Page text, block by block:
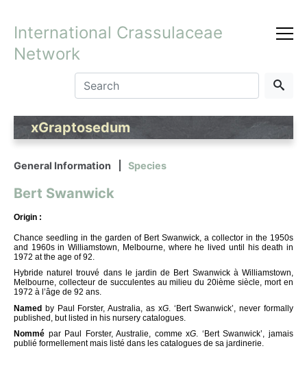
International Crassulaceae
Network
xGraptosedum
General Information Species
Bert Swanwick
Origin :
Chance seedling in the garden of Bert Swanwick, a collector in the 1950s
and 1960s in Williamstown, Melbourne, where he lived until his death in
1972 at the age of 92.
Hybride naturel trouvé dans le jardin de Bert Swanwick à Williamstown,
Melbourne, collecteur de succulentes au milieu du 20ième siècle, mort en
1972 à l’âge de 92 ans.
Named by Paul Forster, Australia, as xG. ‘Bert Swanwick’, never formally
published, but listed in his nursery catalogues.
Nommé par Paul Forster, Australie, comme xG. ‘Bert Swanwick’, jamais
publié formellement mais listé dans les catalogues de sa jardinerie.